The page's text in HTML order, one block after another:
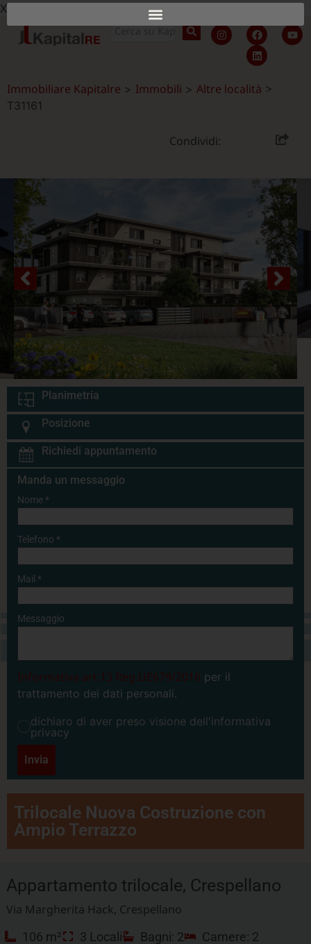
X
Immobiliare Kapitalre > Immobili > Altre località >
T31161
Condividi:
Planimetria
Posizione
Richiedi appuntamento
Manda un messaggio
Nome*
Telefono *
Mail *
Messaggio
Informativa art.13 Reg.UE679/2016 per il
trattamento dei dati personali.
dichiaro di aver preso visione dell'informativa
privacy
Invia
Trilocale Nuova Costruzione con
Ampio Terrazzo
Appartamento trilocale, Crespellano
Via Margherita Hack, Crespellano
106 m² 3 Locali Bagni: 2
Camere: 2